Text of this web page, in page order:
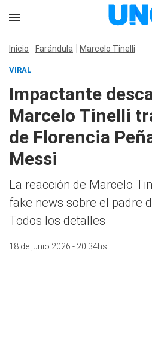
Inicio Farándula Marcelo Tinelli
VIRAL
Impactante
Marcelo Tinelli
de Florencia
Messi
La reacción de Marcelo
fake news sobre el padre
Todos los detalles
18 de junio 2026 - 20:34hs